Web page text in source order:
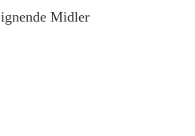
Midler